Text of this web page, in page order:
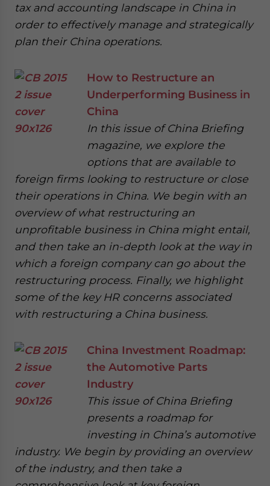
tax and accounting landscape in China in
order to effectively manage and strategically
plan their China operations.
How to Restructure an
Underperforming Business in
China
In this issue of China Briefing
magazine, we explore the
options that are available to
foreign firms looking to restructure or close
their operations in China. We begin with an
overview of what restructuring an
unprofitable business in China might entail,
and then take an in-depth look at the way in
which a foreign company can go about the
restructuring process. Finally, we highlight
some of the key HR concerns associated
with restructuring a China business.
China Investment Roadmap:
the Automotive Parts
Industry
This issue of China Briefing
presents a roadmap for
investing in China’s automotive
industry. We begin by providing an overview
of the industry, and then take a